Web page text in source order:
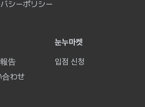
シーポリシー
告
わせ
눈누마켓
입점 신청